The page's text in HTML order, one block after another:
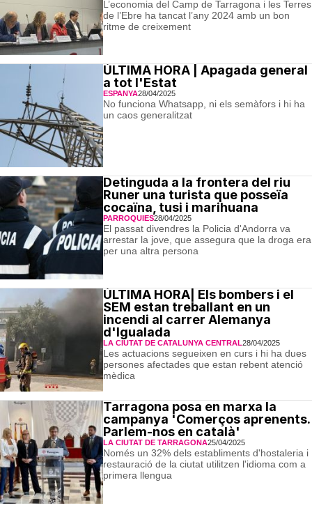
L’economia del Camp de Tarragona i les Terres
de l’Ebre ha tancat l’any 2024 amb un bon
ritme de creixement
ÚLTIMA HORA | Apagada general
a tot l'Estat
ESPANYA28/04/2025
No funciona Whatsapp, ni els semàfors i hi ha
un caos generalitzat
Detinguda a la frontera del riu
Runer una turista que posseïa
cocaïna, tusi i marihuana
PARROQUIES28/04/2025
El passat divendres la Policia d'Andorra va
arrestar la jove, que assegura que la droga era
per una altra persona
ÚLTIMA HORA| Els bombers i el
SEM estan treballant en un
incendi al carrer Alemanya
d'Igualada
LA CIUTAT DE CATALUNYA CENTRAL28/04/2025
Les actuacions segueixen en curs i hi ha dues
persones afectades que estan rebent atenció
mèdica
Tarragona posa en marxa la
campanya 'Comerços aprenents.
Parlem-nos en català'
LA CIUTAT DE TARRAGONA25/04/2025
Només un 32% dels establiments d'hostaleria i
restauració de la ciutat utilitzen l'idioma com a
primera llengua